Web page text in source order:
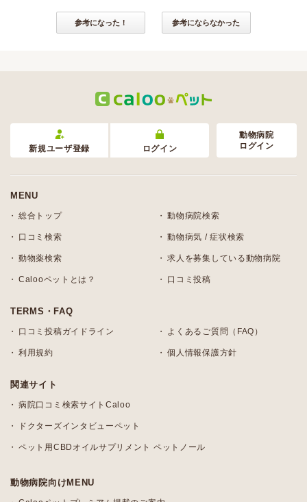
参考になった！ 参考にならなかった
新規ユーザ登録 ログイン
動物病院
ログイン
MENU
総合トップ 動物病院検索
口コミ検索 動物病気 / 症状検索
動物薬検索 求人を募集している動物病院
Calooペットとは？ 口コミ投稿
TERMS・FAQ
口コミ投稿ガイドライン よくあるご質問（FAQ）
利用規約 個人情報保護方針
関連サイト
病院口コミ検索サイトCaloo
ドクターズインタビューペット
ペット用CBDオイルサプリメント ペットノール
動物病院向けMENU